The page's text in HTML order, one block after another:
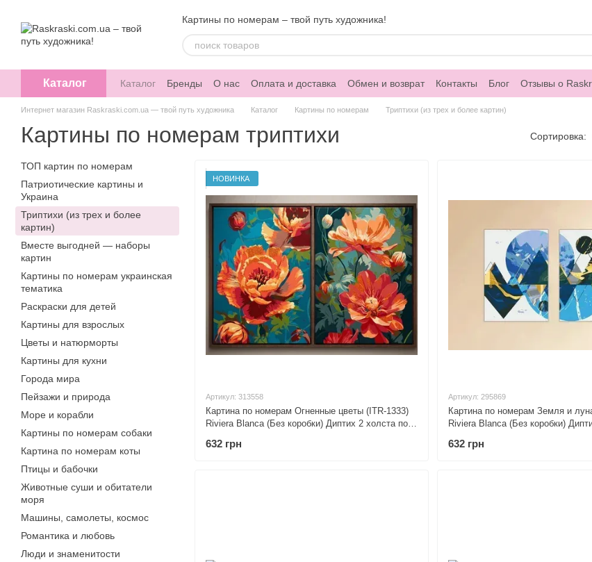
Картины по номерам – твой путь художника!
Каталог Каталог Бренды О нас Оплата и доставка Обмен и возврат Контакты Блог Отзывы о
Интернет магазин Raskraski.com.ua — твой путь художника Каталог Картины по номерам Триптихи (из трех и более картин)
Картины по номерам триптихи Сортировка:
НОВИНКА
Артикул: 313558
Картина по номерам Огненные цветы (ITR-1333)
Riviera Blanca (Без коробки) Диптих 2 холста по
632 грн
Артикул: 295869
Картина по номерам Земля и
Riviera Blanca (Без коробки)
632 грн
ТОП картин по номерам
Патриотические картины и
Украина
Триптихи (из трех и более
картин)
Вместе выгодней — наборы
картин
Картины по номерам украинская
тематика
Раскраски для детей
Картины для взрослых
Цветы и натюрморты
Картины для кухни
Города мира
Пейзажи и природа
Море и корабли
Картины по номерам собаки
Картина по номерам коты
Птицы и бабочки
Животные суши и обитатели
моря
Машины, самолеты, космос
Романтика и любовь
Люди и знаменитости